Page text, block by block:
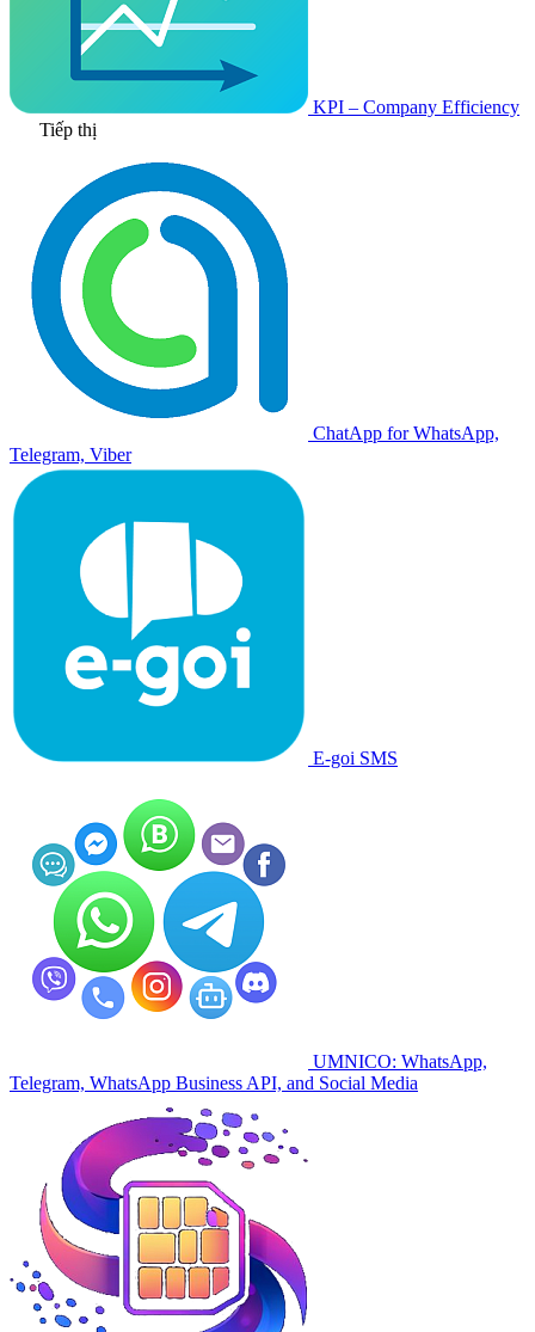
KPI – Company Efficiency
Tiếp thị
ChatApp for WhatsApp,
Telegram, Viber
E-goi SMS
UMNICO: WhatsApp,
Telegram, WhatsApp Business API, and Social Media